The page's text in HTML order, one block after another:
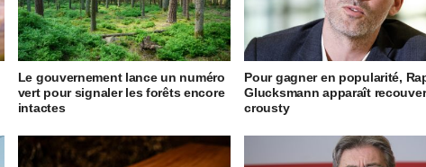
Le gouvernement lance un numéro
vert pour signaler les forêts encore
intactes
Pour gagner en popularité,
Glucksmann apparaît
crousty